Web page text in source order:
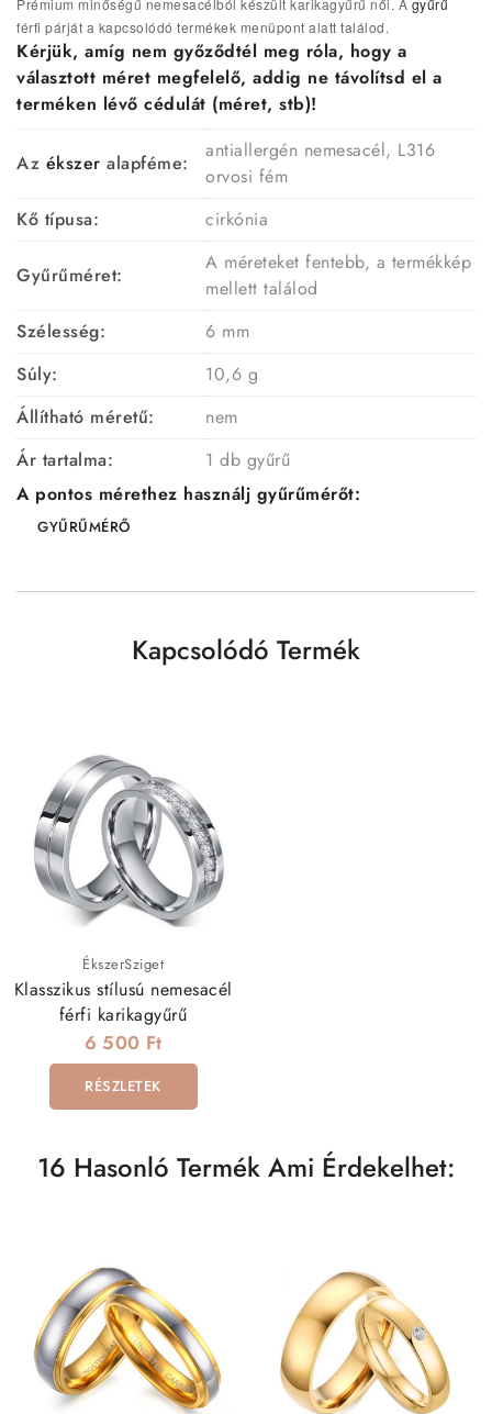
férfi párját a kapcsolódó termékek menüpont alatt találod.
Kérjük, amíg nem győződtél meg róla, hogy a
választott méret megfelelő, addig ne távolítsd el a
terméken lévő cédulát (méret, stb)!
Az ékszer alapféme:
antiallergén nemesacél, L316
orvosi fém
Kő típusa:
cirkónia
Gyűrűméret:
A méreteket fentebb, a termékkép
mellett találod
Szélesség:
6 mm
Súly:
10,6 g
Állítható méretű:
nem
Ár tartalma:
1 db gyűrű
A pontos mérethez használj gyűrűmérőt:
GYŰRŰMÉRŐ
Kapcsolódó Termék
ÉkszerSziget
Klasszikus stílusú nemesacél
férfi karikagyűrű
6 500 Ft
RÉSZLETEK
16 Hasonló Termék Ami Érdekelhet: